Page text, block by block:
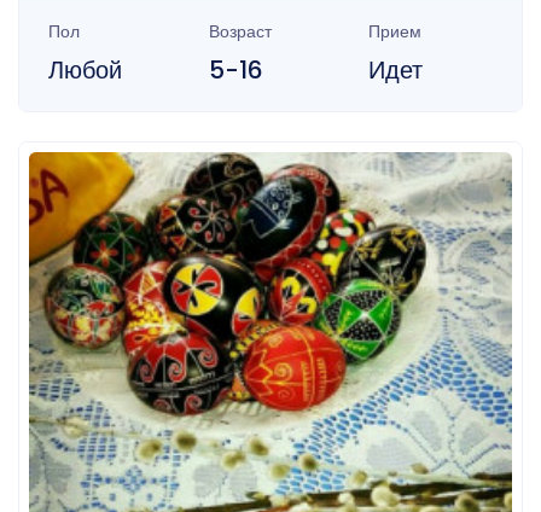
Пол
Любой
Возраст
5-16
Прием
Идет